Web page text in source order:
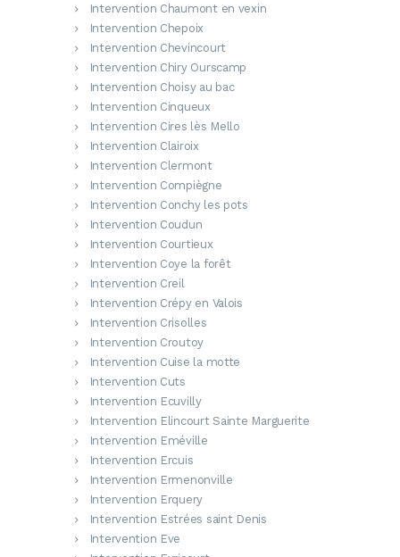
Intervention Chaumont en vexin
Intervention Chepoix
Intervention Chevincourt
Intervention Chiry Ourscamp
Intervention Choisy au bac
Intervention Cinqueux
Intervention Cires lès Mello
Intervention Clairoix
Intervention Clermont
Intervention Compiègne
Intervention Conchy les pots
Intervention Coudun
Intervention Courtieux
Intervention Coye la forêt
Intervention Creil
Intervention Crépy en Valois
Intervention Crisolles
Intervention Croutoy
Intervention Cuise la motte
Intervention Cuts
Intervention Ecuvilly
Intervention Elincourt Sainte Marguerite
Intervention Eméville
Intervention Ercuis
Intervention Ermenonville
Intervention Erquery
Intervention Estrées saint Denis
Intervention Eve